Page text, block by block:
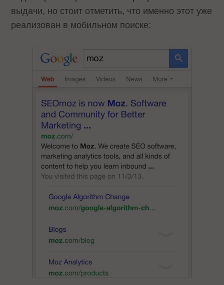
выдачи, но стоит отметить, что именно этот уже
реализован в мобильном поиске: